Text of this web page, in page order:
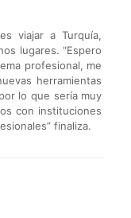
viajar a Turquía,
lugares. “Espero
profesional, me
herramientas
lo que sería muy
con instituciones
finaliza.